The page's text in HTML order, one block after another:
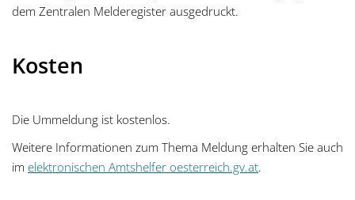
dem Zentralen Melderegister ausgedruckt.
Kosten
Die Ummeldung ist kostenlos.
Weitere Informationen zum Thema Meldung erhalten Sie auch
im elektronischen Amtshelfer oesterreich.gv.at.